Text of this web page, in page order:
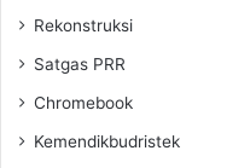
Rekonstruksi
Satgas PRR
Chromebook
Kemendikbudristek